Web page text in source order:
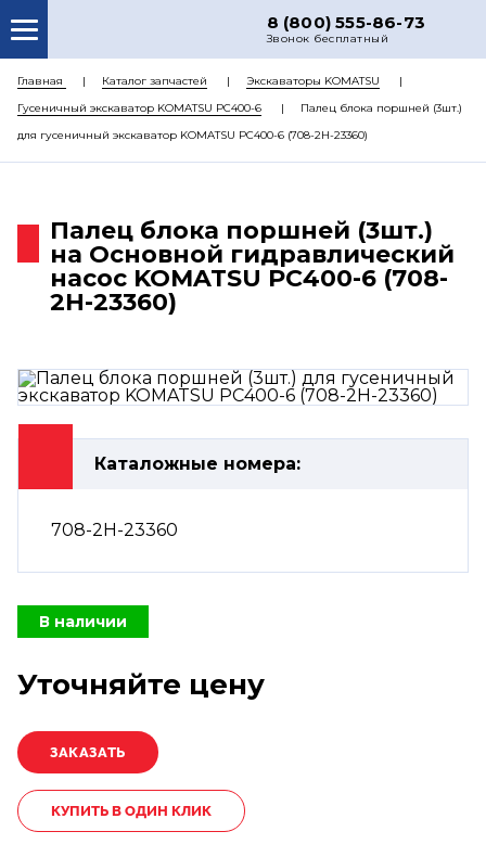
8 (800) 555-86-73
Звонок бесплатный
О НАС
КАТАЛОГ ЗАПЧАСТЕЙ
РЕМОНТ
ЦЕНЫ
КОНТАКТЫ
Главная Каталог запчастей
Экскаваторы KOMATSU
Гусеничный экскаватор KOMATSU PC400-6
Палец блока поршней (3шт.)
для гусеничный экскаватор KOMATSU PC400-6 (708-2H-23360)
Палец блока поршней (3шт.)
на Основной гидравлический
насос KOMATSU PC400-6 (708-
2H-23360)
Каталожные номера:
708-2H-23360
В наличии
Уточняйте цену
КУПИТЬ В ОДИН КЛИК